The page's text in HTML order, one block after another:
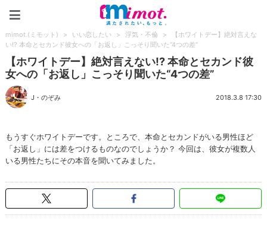
mimot.(ミモット) > いい恋したい > 浮気・不倫 >
【ホワイトデー】絶対言えな
い!? 本命とセカンド彼女への「お返し」こっそり聞いた“4つの差”
【ホワイトデー】絶対言えない!? 本命とセカンド彼
女への「お返し」こっそり聞いた“4つの差”
J・のぞみ 2018.3.8 17:30
もうすぐホワイトデーです。ところで、本命とセカンドがいる男性ほど
「お返し」には差をつけるものなのでしょうか？ 今回は、彼女が複数人
いる男性たちにその本音を聞いてみました。